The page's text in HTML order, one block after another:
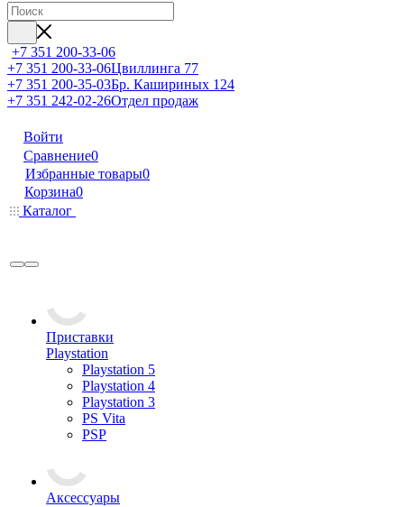
+7 351 200-33-06
+7 351 200-33-06Цвиллинга 77
+7 351 200-35-03Бр. Кашириных 124
+7 351 242-02-26Отдел продаж
Войти
Сравнение0
Избранные товары0
Корзина0
Каталог
Приставки
Playstation
Playstation 5
Playstation 4
Playstation 3
PS Vita
PSP
Аксессуары